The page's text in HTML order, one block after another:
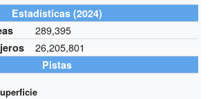
Estadísticas (2024)
289,395
26,205,801
Pistas